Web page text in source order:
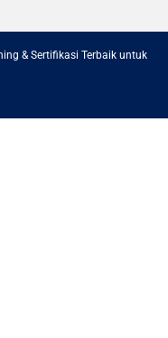
& Sertifikasi Terbaik untuk